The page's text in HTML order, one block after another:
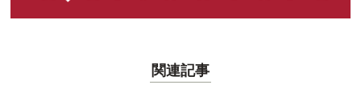
関連記事